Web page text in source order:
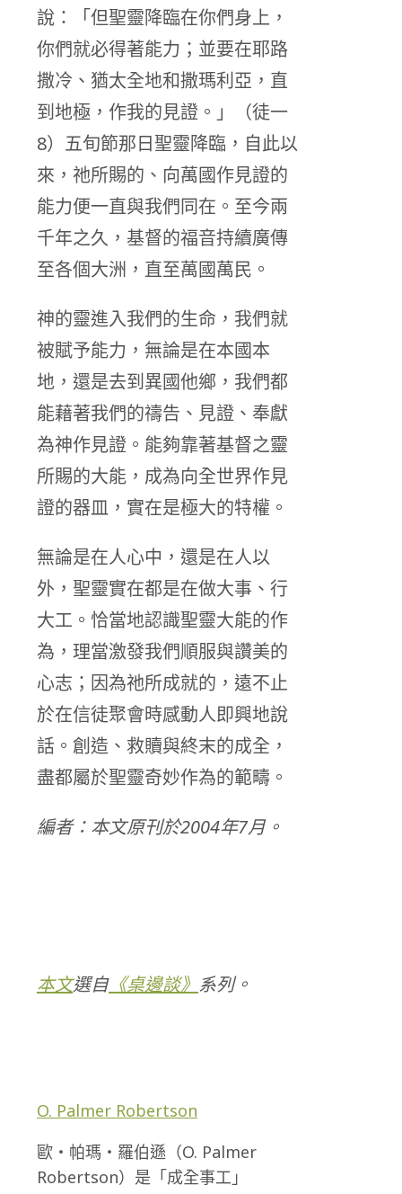
說：「但聖靈降臨在你們身上，
你們就必得著能力；並要在耶路
撒冷、猶太全地和撒瑪利亞，直
到地極，作我的見證。」（徒一
8）五旬節那日聖靈降臨，自此以
來，祂所賜的、向萬國作見證的
能力便一直與我們同在。至今兩
千年之久，基督的福音持續廣傳
至各個大洲，直至萬國萬民。
神的靈進入我們的生命，我們就
被賦予能力，無論是在本國本
地，還是去到異國他鄉，我們都
能藉著我們的禱告、見證、奉獻
為神作見證。能夠靠著基督之靈
所賜的大能，成為向全世界作見
證的器皿，實在是極大的特權。
無論是在人心中，還是在人以
外，聖靈實在都是在做大事、行
大工。恰當地認識聖靈大能的作
為，理當激發我們順服與讚美的
心志；因為祂所成就的，遠不止
於在信徒聚會時感動人即興地說
話。創造、救贖與終末的成全，
盡都屬於聖靈奇妙作為的範疇。
編者：本文原刊於2004年7月。
本文選自《桌邊談》 系列。
O. Palmer Robertson
歐・帕瑪・羅伯遜（O. Palmer
Robertson）是「成全事工」